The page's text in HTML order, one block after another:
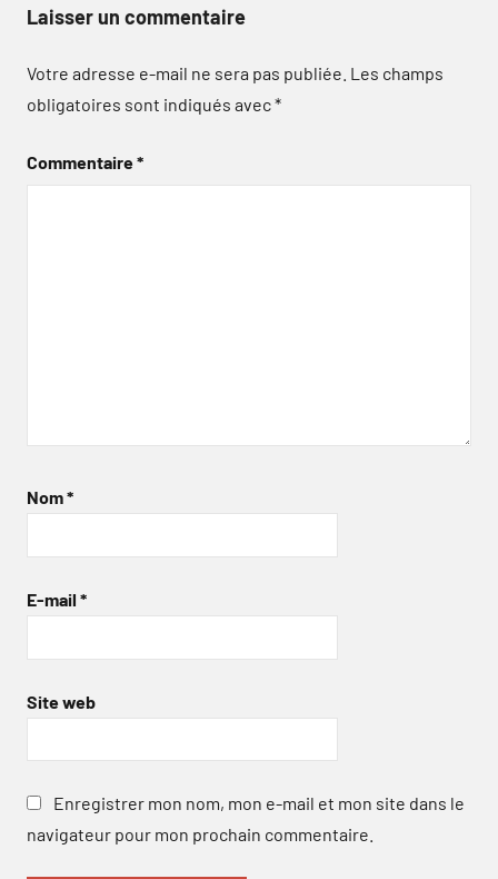
Laisser un commentaire
Votre adresse e-mail ne sera pas publiée. Les champs
obligatoires sont indiqués avec*
Commentaire*
Nom*
E-mail *
Site web
Enregistrer mon nom, mon e-mail et mon site dans le
navigateur pour mon prochain commentaire.